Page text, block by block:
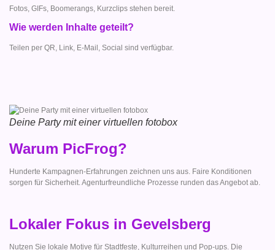
Fotos, GIFs, Boomerangs, Kurzclips stehen bereit.
Wie werden Inhalte geteilt?
Teilen per QR, Link, E-Mail, Social sind verfügbar.
Deine Party mit einer virtuellen fotobox
Warum PicFrog?
Hunderte Kampagnen-Erfahrungen zeichnen uns aus. Faire Konditionen
sorgen für Sicherheit. Agenturfreundliche Prozesse runden das Angebot ab.
Lokaler Fokus in Gevelsberg
Nutzen Sie lokale Motive für Stadtfeste, Kulturreihen und Pop-ups. Die